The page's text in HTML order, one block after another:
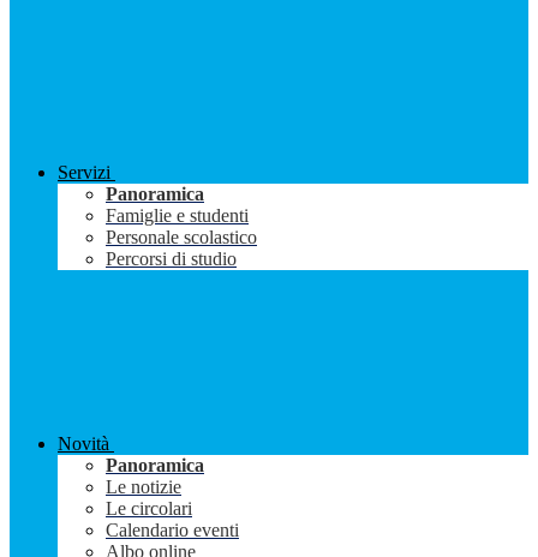
Servizi
Panoramica
Famiglie e studenti
Personale scolastico
Percorsi di studio
Novità
Panoramica
Le notizie
Le circolari
Calendario eventi
Albo online